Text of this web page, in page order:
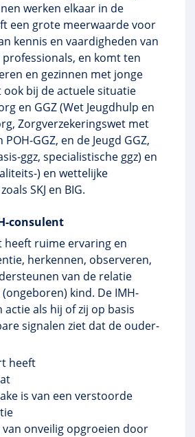
werken elkaar in de
een grote meerwaarde voor
kennis en vaardigheden van
en komt ten
en gezinnen met jonge
bij de actuele situatie
en GGZ (Wet Jeugdhulp en
Zorgverzekeringswet met
GGZ, en de Jeugd GGZ,
ggz, specialistische ggz) en
) en wettelijke
SKJ en BIG.
consulent
heeft ruime ervaring en
herkennen, observeren,
van de relatie
kind. De IMH-
als hij of zij op basis
signalen ziet dat de ouder-
heeft
is van een verstoorde
van onveilig opgroeien door